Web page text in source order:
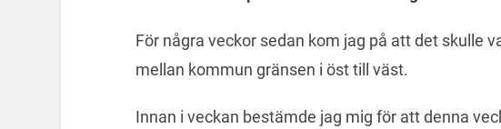
För några veckor sedan kom jag på att det skulle
mellan kommun gränsen i öst till väst.
Innan i veckan bestämde jag mig för att denna